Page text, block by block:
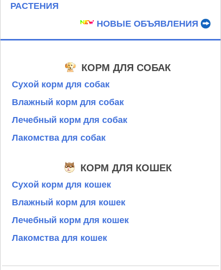
РАСТЕНИЯ
НОВЫЕ ОБЪЯВЛЕНИЯ
КОРМ ДЛЯ СОБАК
Сухой корм для собак
Влажный корм для собак
Лечебный корм для собак
Лакомства для собак
КОРМ ДЛЯ КОШЕК
Сухой корм для кошек
Влажный корм для кошек
Лечебный корм для кошек
Лакомства для кошек